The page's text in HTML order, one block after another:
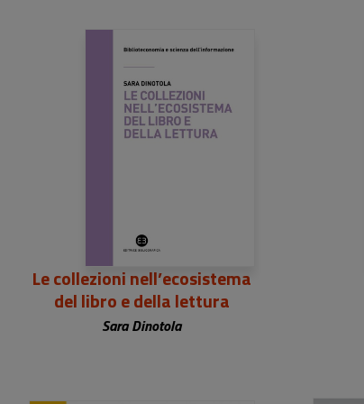
26,00 €
Le collezioni nell’ecosistema
del libro e della lettura
Sara Dinotola